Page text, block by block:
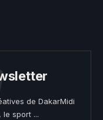
de DakarMidi
sport ...